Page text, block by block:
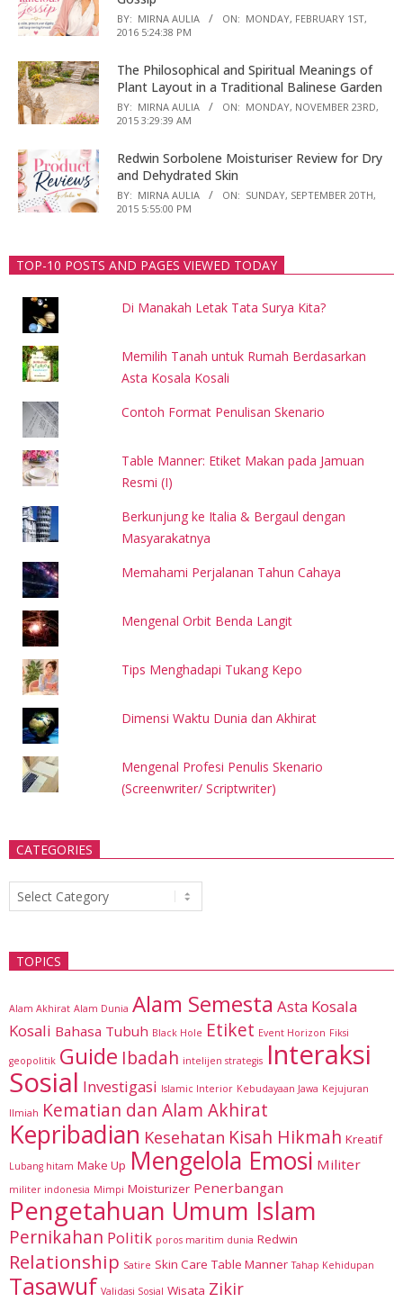
BY: MIRNA AULIA ON: MONDAY, FEBRUARY 1ST,
2016 5:24:38 PM
The Philosophical and Spiritual Meanings of
Plant Layout in a Traditional Balinese Garden
BY: MIRNA AULIA ON: MONDAY, NOVEMBER 23RD,
2015 3:29:39 AM
Redwin Sorbolene Moisturiser Review for Dry
and Dehydrated Skin
BY: MIRNA AULIA ON: SUNDAY, SEPTEMBER 20TH,
2015 5:55:00 PM
TOP-10 POSTS AND PAGES VIEWED TODAY
Di Manakah Letak Tata Surya Kita?
Memilih Tanah untuk Rumah Berdasarkan
Asta Kosala Kosali
Contoh Format Penulisan Skenario
Table Manner: Etiket Makan pada Jamuan
Resmi (I)
Berkunjung ke Italia & Bergaul dengan
Masyarakatnya
Memahami Perjalanan Tahun Cahaya
Mengenal Orbit Benda Langit
Tips Menghadapi Tukang Kepo
Dimensi Waktu Dunia dan Akhirat
Mengenal Profesi Penulis Skenario
(Screenwriter/ Scriptwriter)
CATEGORIES
Categories
TOPICS
Alam Akhirat Alam Dunia Alam Semesta Asta Kosala
Kosali Bahasa Tubuh Black Hole Etiket Event Horizon Fiksi
geopolitik Guide Ibadah intelijen strategis Interaksi
Sosial Investigasi Islamic Interior Kebudayaan Jawa Kejujuran
Ilmiah Kematian dan Alam Akhirat
Kepribadian Kesehatan Kisah Hikmah Kreatif
Lubang hitam Make Up Mengelola Emosi Militer
militer indonesia Mimpi Moisturizer Penerbangan
Pengetahuan Umum Islam
Pernikahan Politik poros maritim dunia Redwin
Relationship Satire Skin Care Table Manner Tahap Kehidupan
Tasawuf Validasi Sosial Wisata Zikir